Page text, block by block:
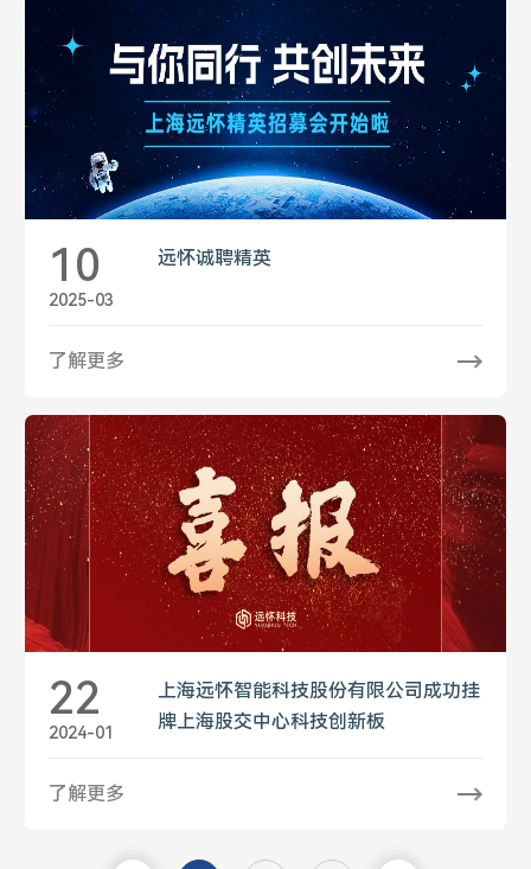
10
2025-03
远怀诚聘精英
了解更多
22
2024-01
上海远怀智能科技股份有限公司成功挂
牌上海股交中心科技创新板
了解更多